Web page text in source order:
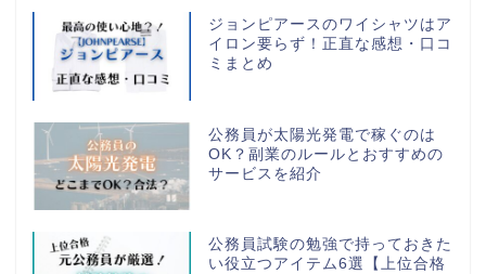
ジョンピアースのワイシャツはア
イロン要らず！正直な感想・口コ
ミまとめ
公務員が太陽光発電で稼ぐのは
OK？副業のルールとおすすめの
サービスを紹介
公務員試験の勉強で持っておきた
い役立つアイテム6選【上位合格